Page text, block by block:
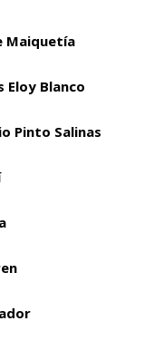
Maiquetía
Eloy Blanco
Pinto Salinas